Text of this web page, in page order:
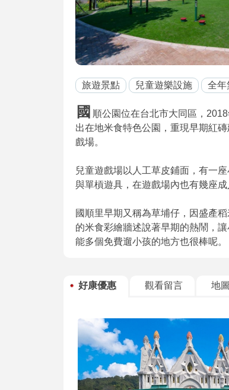
旅遊景點 兒童遊樂設施 全年
國 順公園位在台北市大同區，
出在地米食特色公園，重現早期紅
戲場。
兒童遊戲場以人工草皮鋪面，有一
與單槓遊具，在遊戲場內也有幾座
國順里早期又稱為草埔仔，因盛產
的米食彩繪牆述說著早期的熱鬧，
能多個免費遛小孩的地方也很棒呢。
好康優惠 觀看留言 地